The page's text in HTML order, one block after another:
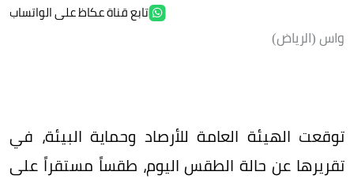
تابع قناة عكاظ على الواتساب
واس (الرياض)
توقعت الهيئة العامة للأرصاد وحماية البيئة، في
تقريرها عن حالة الطقس اليوم، طقساً مستقراً على